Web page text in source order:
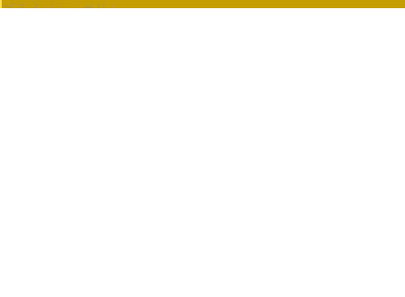
プライバシーポリシー